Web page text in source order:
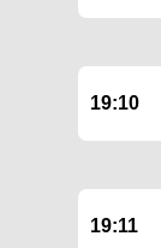
19:10
19:11